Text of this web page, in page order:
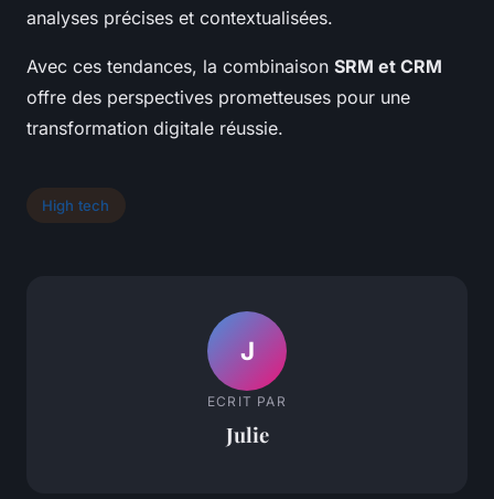
analyses précises et contextualisées.
Avec ces tendances, la combinaison SRM et CRM
offre des perspectives prometteuses pour une
transformation digitale réussie.
High tech
J
ECRIT PAR
Julie